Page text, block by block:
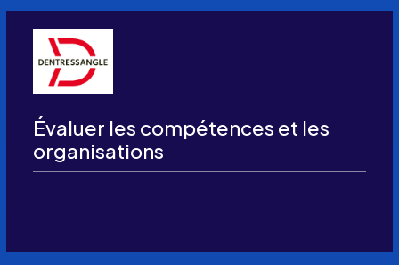
Évaluer les compétences et les
organisations